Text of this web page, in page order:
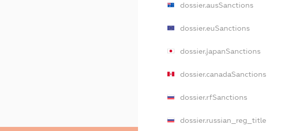
dossier.ausSanctions
dossier.euSanctions
dossier.japanSanctions
dossier.canadaSanctions
dossier.rfSanctions
dossier.russian_reg_title